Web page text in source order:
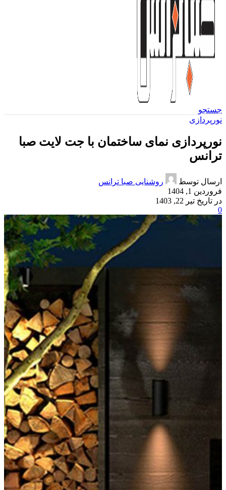
جستجو
نورپردازی
نورپردازی نمای ساختمان با جت لایت صبا
ترانس
ارسال توسط
روشنایی صبا ترانس
فروردین 1, 1404
در تاریخ تیر 22, 1403
0